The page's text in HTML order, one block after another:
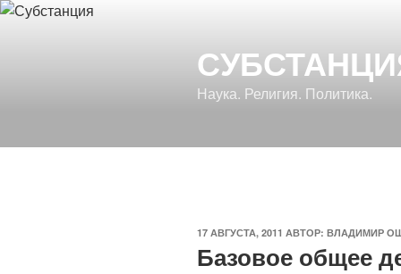
Перейти
Наука. Религия. Политика.
ОПУБЛИКОВАНО
17 АВГУСТА, 2011 АВТОР: ВЛАДИМИР
Базовое общее